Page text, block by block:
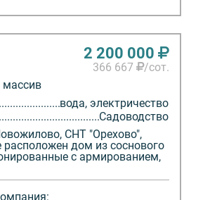
2 200 000
366 667
/сот.
вода, электричество
Садоводство
СНТ "Орехово",
расположен дом из соснового
с армированием,